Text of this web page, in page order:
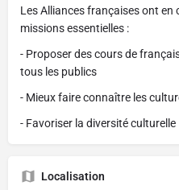
Les Alliances françaises ont
missions essentielles :
- Proposer des cours de
tous les publics
- Mieux faire connaître les
- Favoriser la diversité culturelle
Localisation